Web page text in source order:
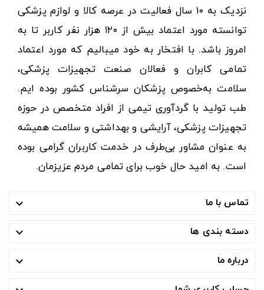
نزدیک به ۱۰ سال فعالیت در عرصه کالا و لوازم پزشکی
توانسته مورد اعتماد بیش از ۱۲۰ هزار نفر کاربر تا به
امروز باشد. با افتخار به خود میبالیم که مورد اعتماد
تمامی کابران و فعالان صنعت تجهیزات پزشکی،
سلامت به‌خصوص پزشکان سرشناس کشور بوده ایم.
طب تولید با گردآوری تیمی از افراد متخصص در حوزه
تجهیزات پزشکی، آرایشی و بهداشتی و سلامت همیشه
به عنوان مشاور بی‌طرف در خدمت کاربران گرامی بوده
است. به امید حال خوب برای تمامی مردم عزیزمان.
تماس با ما 
دسته بندی ها 
درباره ما 